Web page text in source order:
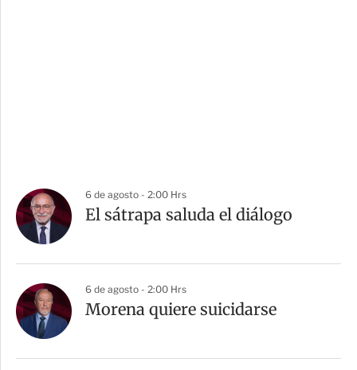
6 de agosto - 2:00 Hrs
El sátrapa saluda el diálogo
6 de agosto - 2:00 Hrs
Morena quiere suicidarse